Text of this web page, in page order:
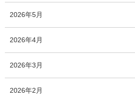
ー
ー
2026年5月
ー
2026年4月
ー
2026年3月
2026年2月